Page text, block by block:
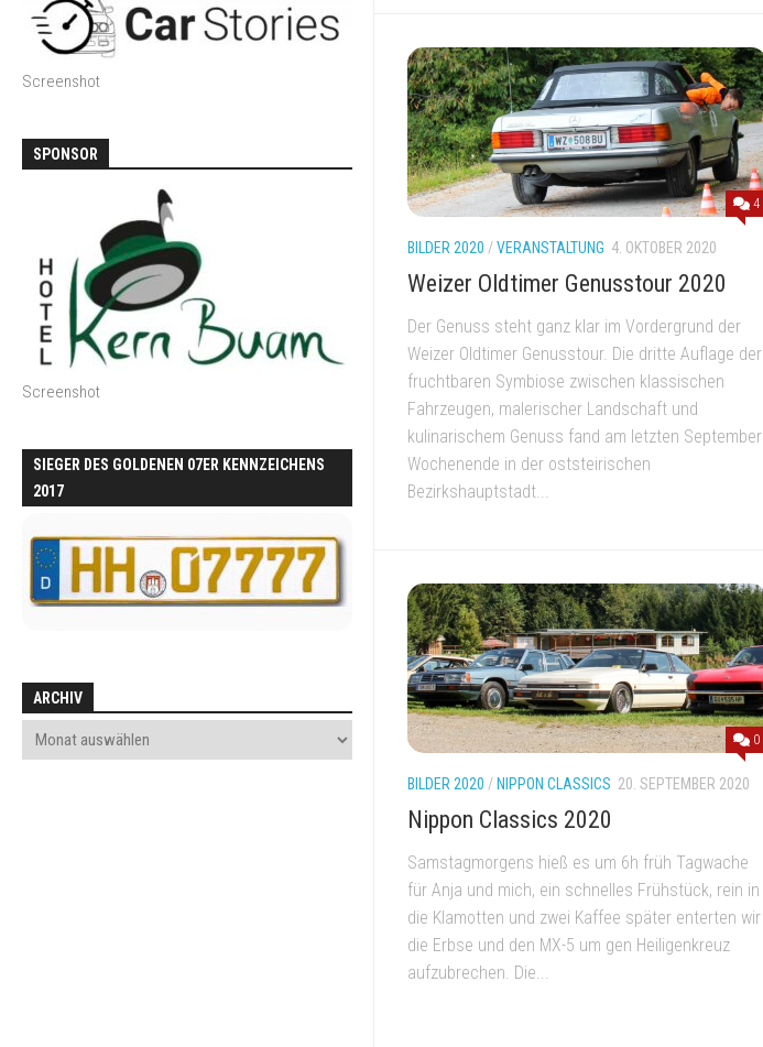
4
BILDER 2020 /VERANSTALTUNG 4. OKTOBER 2020
Weizer Oldtimer Genusstour 2020
Der Genuss steht ganz klar im Vordergrund der
Weizer Oldtimer Genusstour. Die dritte Auflage der
fruchtbaren Symbiose zwischen klassischen
Fahrzeugen, malerischer Landschaft und
kulinarischem Genuss fand am letzten September
Wochenende in der oststeirischen
Bezirkshauptstadt...
0
BILDER 2020 / NIPPON CLASSICS 20. SEPTEMBER 2020
Nippon Classics 2020
Samstagmorgens hieß es um 6h früh Tagwache
für Anja und mich, ein schnelles Frühstück, rein in
die Klamotten und zwei Kaffee später enterten wir
die Erbse und den MX-5 um gen Heiligenkreuz
aufzubrechen. Die...
Screenshot
SPONSOR
Screenshot
SIEGER DES GOLDENEN 07ER KENNZEICHENS
2017
ARCHIV